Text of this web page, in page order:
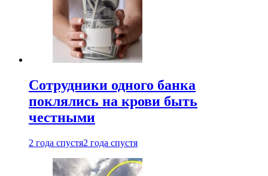
Сотрудники одного банка
поклялись на крови быть
честными
2 года спустя2 года спустя